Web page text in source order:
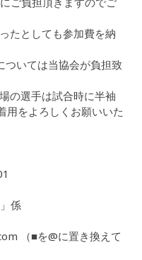
たとしても参加費を納
ついては当協会が負担致
の選手は試合時に半袖
用をよろしくお願いいた
係
（■を@に置き換えて